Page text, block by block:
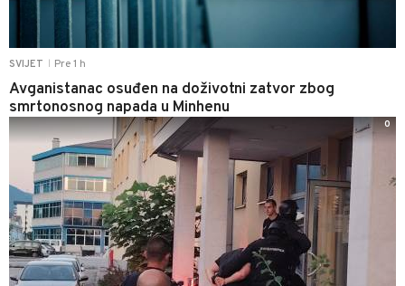
SVIJET Pre 1 h
Avganistanac osuđen na doživotni zatvor zbog
smrtonosnog napada u Minhenu
0